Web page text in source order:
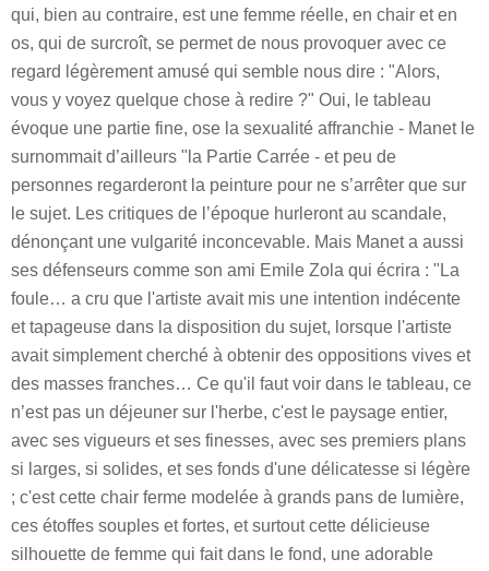
qui, bien au contraire, est une femme réelle, en chair et en
os, qui de surcroît, se permet de nous provoquer avec ce
regard légèrement amusé qui semble nous dire : "Alors,
vous y voyez quelque chose à redire ?" Oui, le tableau
évoque une partie fine, ose la sexualité affranchie - Manet le
surnommait d’ailleurs "la Partie Carrée - et peu de
personnes regarderont la peinture pour ne s’arrêter que sur
le sujet. Les critiques de l’époque hurleront au scandale,
dénonçant une vulgarité inconcevable. Mais Manet a aussi
ses défenseurs comme son ami Emile Zola qui écrira : "La
foule… a cru que l'artiste avait mis une intention indécente
et tapageuse dans la disposition du sujet, lorsque l'artiste
avait simplement cherché à obtenir des oppositions vives et
des masses franches… Ce qu'il faut voir dans le tableau, ce
n’est pas un déjeuner sur l'herbe, c'est le paysage entier,
avec ses vigueurs et ses finesses, avec ses premiers plans
si larges, si solides, et ses fonds d'une délicatesse si légère
; c'est cette chair ferme modelée à grands pans de lumière,
ces étoffes souples et fortes, et surtout cette délicieuse
silhouette de femme qui fait dans le fond, une adorable